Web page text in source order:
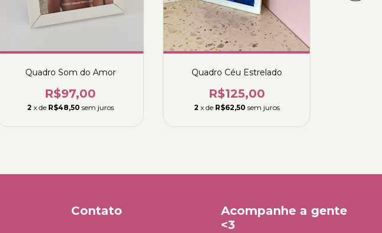
Quadro Som do Amor
R$97,00
2 x de R$48,50 sem juros
Quadro Céu Estrelado
R$125,00
2 x de R$62,50 sem juros
Contato
Acompanhe a gente
<3